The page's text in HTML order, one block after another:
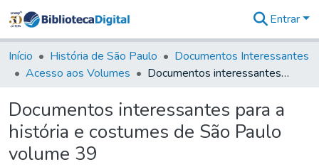
&
Coleções
Tudo na
Digital
Estatísticas
Entrar
Início História de São Paulo
Documentos Interessantes
Acesso aos Volumes
Documentos interessantes para a história e costumes de São Paulo volume 39
Documentos interessantes para a
história e costumes de São Paulo
volume 39